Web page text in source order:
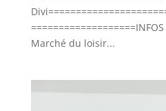
Marché du loisir...